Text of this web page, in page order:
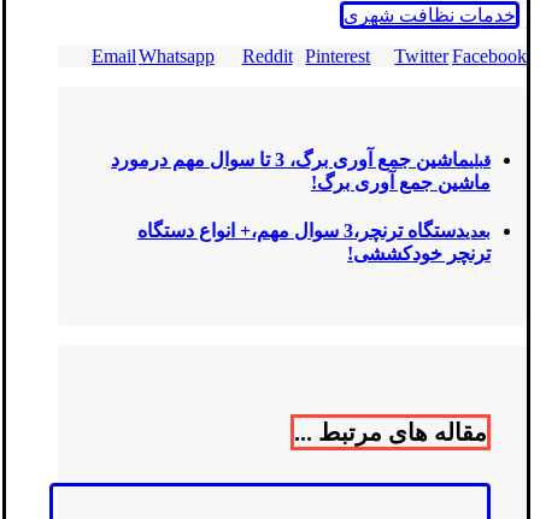
خدمات نظافت شهری
Facebook
Twitter
Pinterest
Reddit
Whatsapp
Email
قبلی
ماشین جمع آوری برگ، 3 تا سوال مهم درمورد
ماشین جمع آوری برگ!
بعدی
دستگاه ترنچر،3 سوال مهم،+ انواع دستگاه
ترنچر خودکششی!
مقاله های مرتبط ...